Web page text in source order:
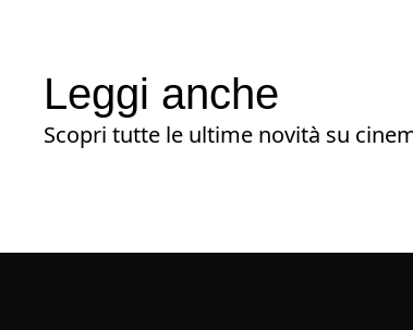
Leggi anche
Scopri tutte le ultime novità su